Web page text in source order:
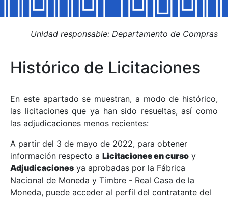
Mostrar/Ocultar
Mostrar/Ocultar
Mostrar/Ocultar
Mostrar/Ocultar
Unidad responsable: Departamento de Compras
Histórico de Licitaciones
En este apartado se muestran, a modo de histórico,
las licitaciones que ya han sido resueltas, así como
las adjudicaciones menos recientes:
A partir del 3 de mayo de 2022, para obtener
información respecto a Licitaciones en curso y
Adjudicaciones ya aprobadas por la Fábrica
Nacional de Moneda y Timbre - Real Casa de la
Moneda, puede acceder al perfil del contratante del